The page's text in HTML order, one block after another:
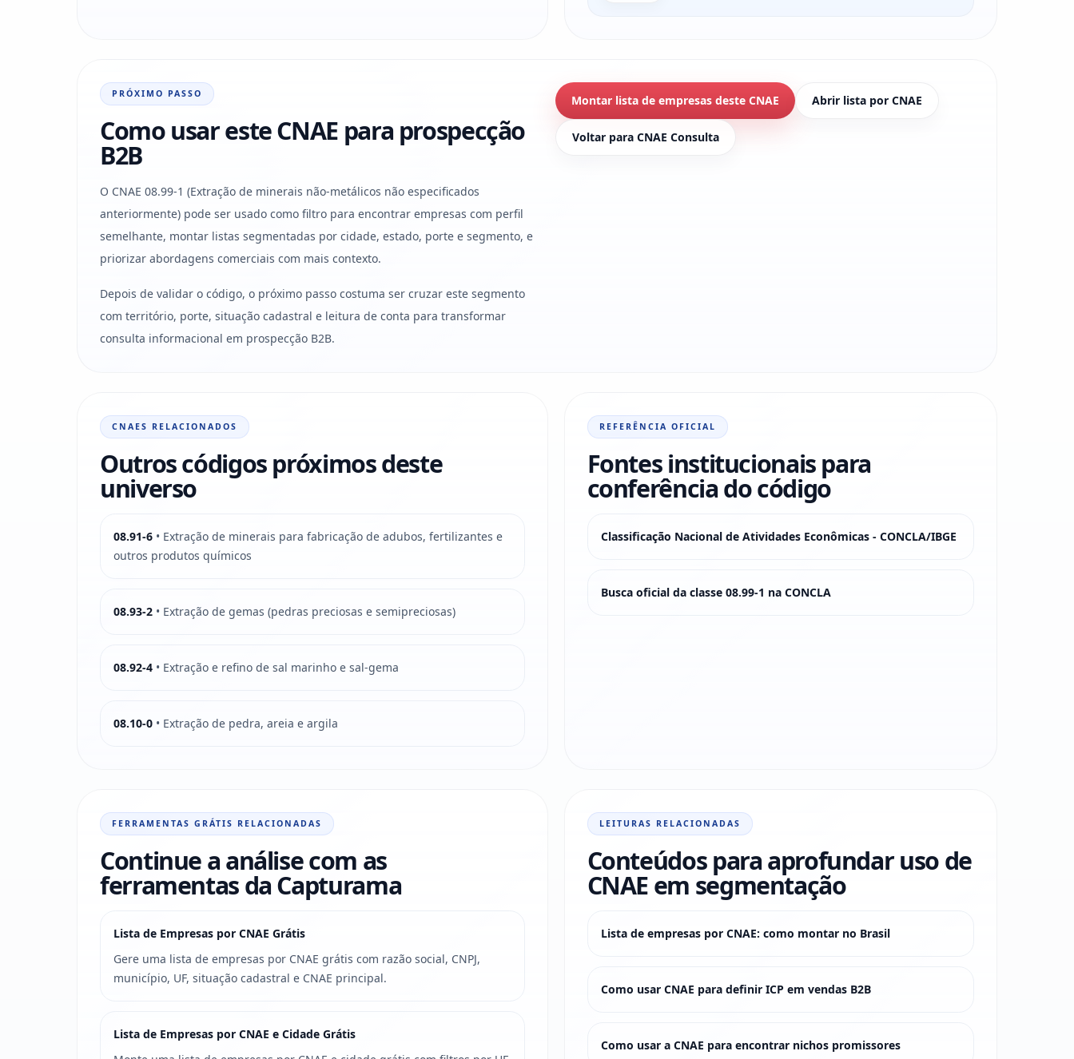
PRÓXIMO PASSO
Como usar este CNAE para prospecção
B2B
O CNAE 08.99-1 (Extração de minerais não-metálicos não especificados
anteriormente) pode ser usado como filtro para encontrar empresas com perfil
semelhante, montar listas segmentadas por cidade, estado, porte e segmento, e
priorizar abordagens comerciais com mais contexto.
Depois de validar o código, o próximo passo costuma ser cruzar este segmento
com território, porte, situação cadastral e leitura de conta para transformar
consulta informacional em prospecção B2B.
Montar lista de empresas deste CNAE Abrir lista por CNAE
Voltar para CNAE Consulta
CNAES RELACIONADOS
Outros códigos próximos deste
universo
08.91-6 • Extração de minerais para fabricação de adubos, fertilizantes e
outros produtos químicos
08.93-2 • Extração de gemas (pedras preciosas e semipreciosas)
08.92-4 • Extração e refino de sal marinho e sal-gema
08.10-0 • Extração de pedra, areia e argila
REFERÊNCIA OFICIAL
Fontes institucionais para
conferência do código
Classificação Nacional de Atividades Econômicas - CONCLA/IBGE
Busca oficial da classe 08.99-1 na CONCLA
FERRAMENTAS GRÁTIS RELACIONADAS
Continue a análise com as
ferramentas da Capturama
Lista de Empresas por CNAE Grátis
Gere uma lista de empresas por CNAE grátis com razão social, CNPJ,
município, UF, situação cadastral e CNAE principal.
Lista de Empresas por CNAE e Cidade Grátis
LEITURAS RELACIONADAS
Conteúdos para aprofundar uso de
CNAE em segmentação
Lista de empresas por CNAE: como montar no Brasil
Como usar CNAE para definir ICP em vendas B2B
Como usar a CNAE para encontrar nichos promissores